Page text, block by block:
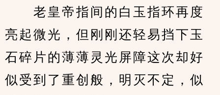
老皇帝指间的白玉指环再度
亮起微光，但刚刚还轻易挡下玉
石碎片的薄薄灵光屏障这次却好
似受到了重创般，明灭不定，似